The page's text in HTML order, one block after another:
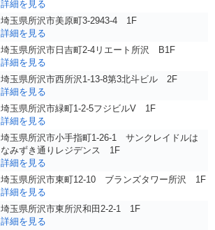
詳細を見る
埼玉県所沢市美原町3-2943-4 1F
詳細を見る
埼玉県所沢市日吉町2-4リエート所沢 B1F
詳細を見る
埼玉県所沢市西所沢1-13-8第3北斗ビル 2F
詳細を見る
埼玉県所沢市緑町1-2-5フジビルV 1F
詳細を見る
埼玉県所沢市小手指町1-26-1 サンクレイドルは
なみずき通りレジデンス 1F
詳細を見る
埼玉県所沢市東町12-10 ブランズタワー所沢 1F
詳細を見る
埼玉県所沢市東所沢和田2-2-1 1F
詳細を見る